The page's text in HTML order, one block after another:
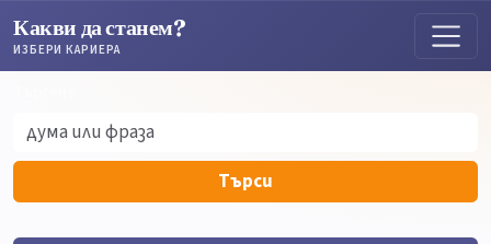
Какви да станем?
ИЗБЕРИ КАРИЕРА
Търси